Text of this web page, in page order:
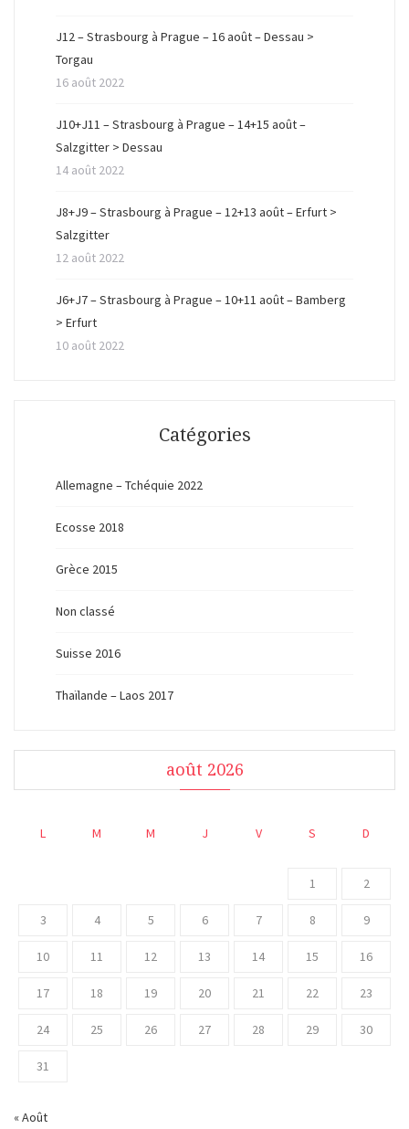
r
e r e
J12 – Strasbourg à Prague – 16 août – Dessau >
Torgau
16 août 2022
J10+J11 – Strasbourg à Prague – 14+15 août –
Salzgitter > Dessau
14 août 2022
J8+J9 – Strasbourg à Prague – 12+13 août – Erfurt >
Salzgitter
12 août 2022
J6+J7 – Strasbourg à Prague – 10+11 août – Bamberg
> Erfurt
10 août 2022
Catégories
Allemagne – Tchéquie 2022
Ecosse 2018
Grèce 2015
Non classé
Suisse 2016
Thaïlande – Laos 2017
août 2026
L M M J V S D
1 2
3 4 5 6 7 8 9
10 11 12 13 14 15 16
17 18 19 20 21 22 23
24 25 26 27 28 29 30
31
« Août